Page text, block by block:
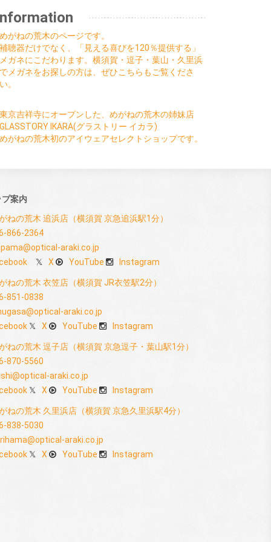
めがねの荒木のページです。
補聴器だけでなく、「見える喜びを120％提供する」
メガネにこだわります。横須賀・逗子・葉山・久里浜
でメガネをお探しの方は、ぜひこちらもご覧くださ
い。
東京吉祥寺にオープンした、めがねの荒木の姉妹店
GLASSTORY IKARA(グラストリー イカラ)
めがねの荒木初のアイウェアセレクトショップです。
案内
ねの荒木 追浜店（横須賀 京急追浜駅1分）
866-2364
araki.co.jp
X YouTube Instagram
ねの荒木 衣笠店（横須賀 JR衣笠駅2分）
851-0838
araki.co.jp
X YouTube Instagram
ねの荒木 逗子店（横須賀 京急逗子・葉山駅1分）
870-5560
araki.co.jp
X YouTube Instagram
ねの荒木 久里浜店（横須賀 京急久里浜駅4分）
838-5030
araki.co.jp
X YouTube Instagram